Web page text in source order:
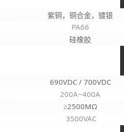
紫铜，铜合金，镀银
PA66
硅橡胶
690VDC / 700VDC
200A~400A
≥2500MΩ
3500VAC